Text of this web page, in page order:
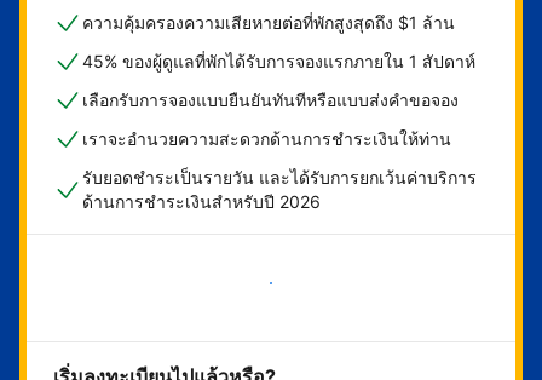
ความคุ้มครองความเสียหายต่อที่พักสูงสุดถึง $1 ล้าน
45% ของผู้ดูแลที่พักได้รับการจองแรกภายใน 1 สัปดาห์
เลือกรับการจองแบบยืนยันทันทีหรือแบบส่งคำขอจอง
เราจะอำนวยความสะดวกด้านการชำระเงินให้ท่าน
รับยอดชำระเป็นรายวัน และได้รับการยกเว้นค่าบริการ
ด้านการชำระเงินสำหรับปี 2026
เริ่มดำเนินการเลย